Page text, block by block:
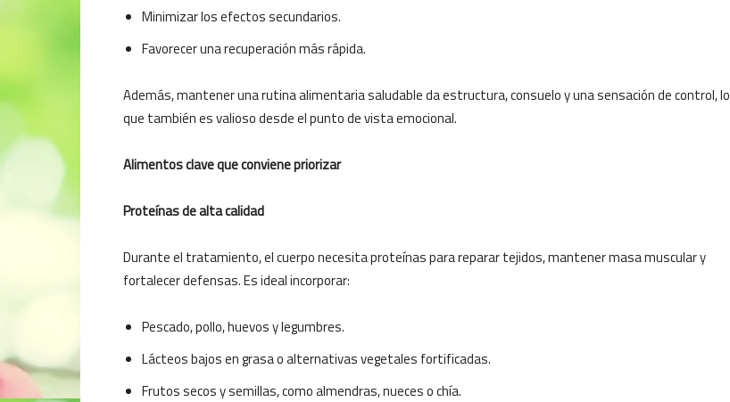
Minimizar los efectos secundarios.
Favorecer una recuperación más rápida.
Además, mantener una rutina alimentaria saludable da estructura, consuelo y una sensación de control, lo
que también es valioso desde el punto de vista emocional.
Alimentos clave que conviene priorizar
Proteínas de alta calidad
Durante el tratamiento, el cuerpo necesita proteínas para reparar tejidos, mantener masa muscular y
fortalecer defensas. Es ideal incorporar:
Pescado, pollo, huevos y legumbres.
Lácteos bajos en grasa o alternativas vegetales fortificadas.
Frutos secos y semillas, como almendras, nueces o chía.